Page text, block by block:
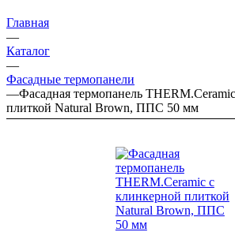
Главная
—
Каталог
—
Фасадные термопанели
—Фасадная термопанель
плиткой Natural Brown, ППС 50 мм